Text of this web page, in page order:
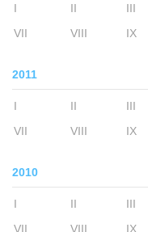
I II III
VII
VIII IX
2011
I II III
VII
VIII IX
2010
I II III
VII
VIII IX